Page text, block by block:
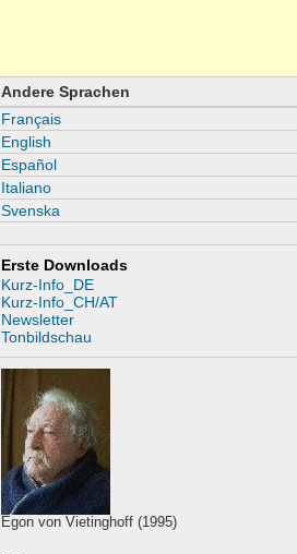
Andere Sprachen
Français
English
Español
Italiano
Svenska
Erste Downloads
Kurz-Info_DE
Kurz-Info_CH/AT
Newsletter
Tonbildschau
Egon von Vietinghoff (1995)